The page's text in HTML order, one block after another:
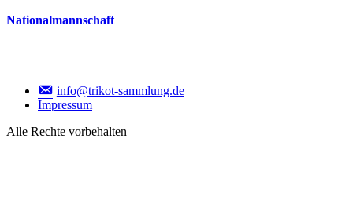
Nationalmannschaft
info@trikot-sammlung.de
Impressum
Alle Rechte vorbehalten